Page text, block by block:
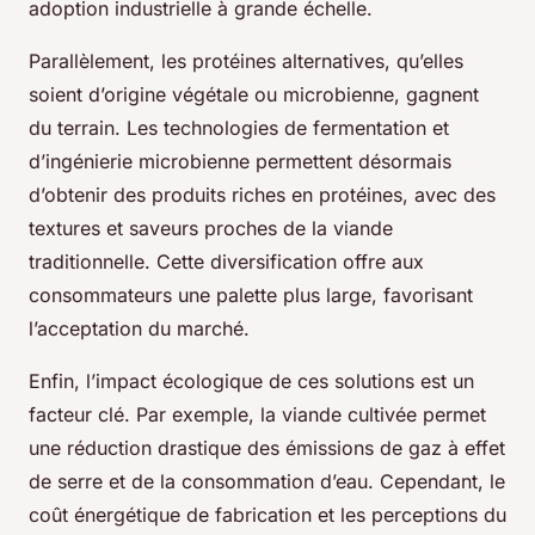
adoption industrielle à grande échelle.
Parallèlement, les protéines alternatives, qu’elles
soient d’origine végétale ou microbienne, gagnent
du terrain. Les technologies de fermentation et
d’ingénierie microbienne permettent désormais
d’obtenir des produits riches en protéines, avec des
textures et saveurs proches de la viande
traditionnelle. Cette diversification offre aux
consommateurs une palette plus large, favorisant
l’acceptation du marché.
Enfin, l’impact écologique de ces solutions est un
facteur clé. Par exemple, la viande cultivée permet
une réduction drastique des émissions de gaz à effet
de serre et de la consommation d’eau. Cependant, le
coût énergétique de fabrication et les perceptions du